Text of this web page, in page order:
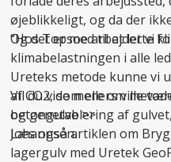
øjeblikkeligt, og da der
Og det er med til at lette
“Hos Topsoe arbejder vi
klimabelastningen i alle
Ureteks metode kunne vi
af CO2, som ellers ville
og genetablering af
Johannsen.
Vil du vide mere om
betongulve>>
Læs også artiklen om
lagergulv med Uretek